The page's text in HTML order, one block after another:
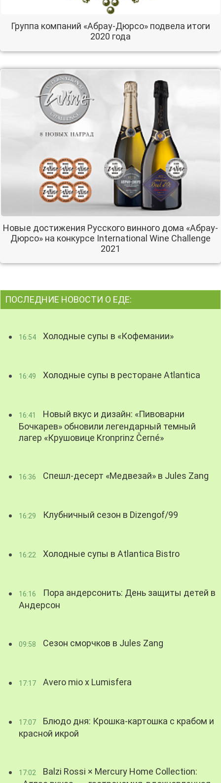
Группа компаний «Абрау-Дюрсо» подвела итоги
2020 года
Новые достижения Русского винного дома «Абрау-
Дюрсо» на конкурсе International Wine Challenge
2021
ПОСЛЕДНИЕ НОВОСТИ О ЕДЕ:
16:54 Холодные супы в «Кофемании»
16:49 Холодные супы в ресторане Atlantica
16:41
Новый вкус и дизайн: «Пивоварни
Бочкарев» обновили легендарный темный
лагер «Крушовице Kronprinz Černé»
16:36 Спешл-десерт «Медвезай» в Jules Zang
16:29 Клубничный сезон в Dizengof/99
16:22 Холодные супы в Atlantica Bistro
16:16
Пора андерсонить: День защиты детей в
Андерсон
09:58 Сезон сморчков в Jules Zang
17:17 Avero mio x Lumisfera
17:07
Блюдо дня: Крошка-картошка с крабом и
красной икрой
17:02
Balzi Rossi × Mercury Home Collection: